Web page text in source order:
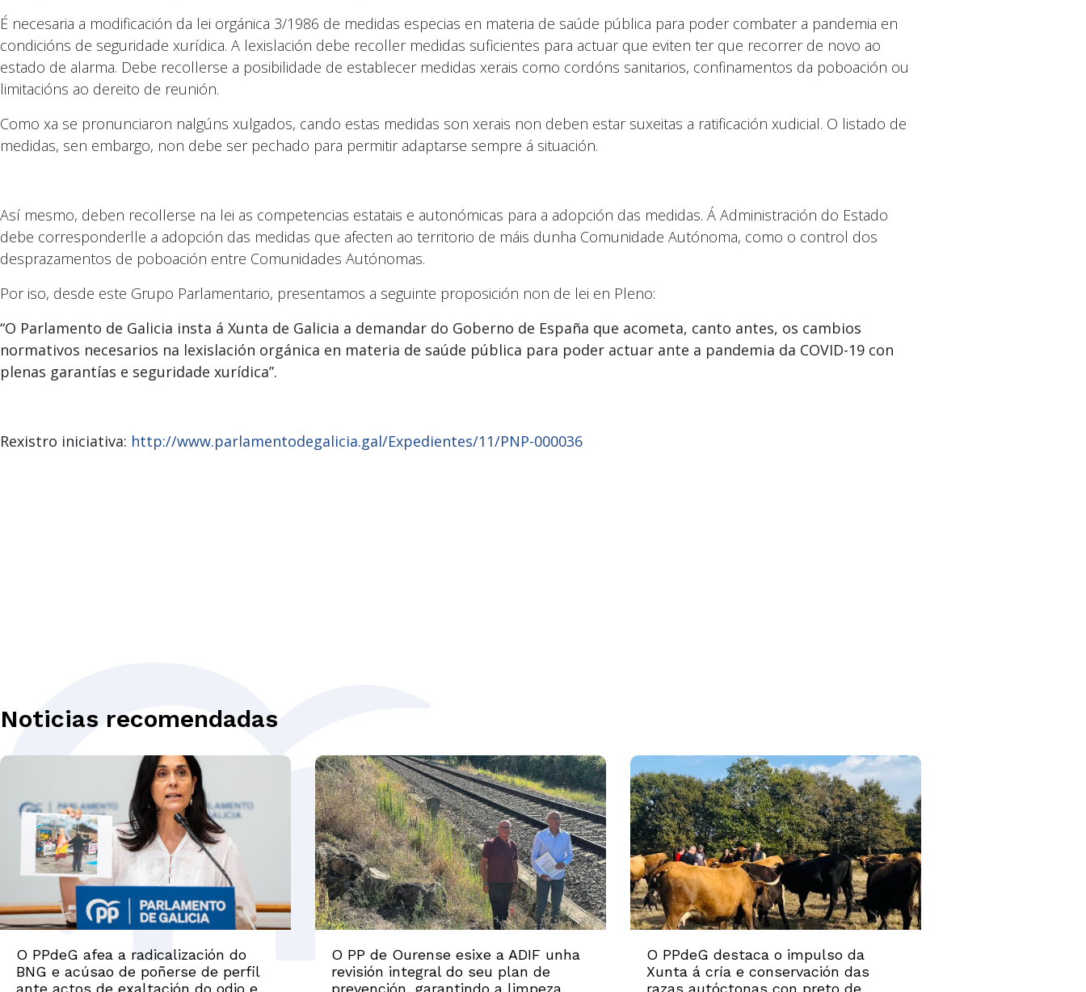
É necesaria a modificación da lei orgánica 3/1986 de medidas especias en materia de saúde pública para poder combater a pandemia en
condicións de seguridade xurídica. A lexislación debe recoller medidas suficientes para actuar que eviten ter que recorrer de novo ao
estado de alarma. Debe recollerse a posibilidade de establecer medidas xerais como cordóns sanitarios, confinamentos da poboación ou
limitacións ao dereito de reunión.
Como xa se pronunciaron nalgúns xulgados, cando estas medidas son xerais non deben estar suxeitas a ratificación xudicial. O listado de
medidas, sen embargo, non debe ser pechado para permitir adaptarse sempre á situación.
Así mesmo, deben recollerse na lei as competencias estatais e autonómicas para a adopción das medidas. Á Administración do Estado
debe corresponderlle a adopción das medidas que afecten ao territorio de máis dunha Comunidade Autónoma, como o control dos
desprazamentos de poboación entre Comunidades Autónomas.
Por iso, desde este Grupo Parlamentario, presentamos a seguinte proposición non de lei en Pleno:
“O Parlamento de Galicia insta á Xunta de Galicia a demandar do Goberno de España que acometa, canto antes, os cambios
normativos necesarios na lexislación orgánica en materia de saúde pública para poder actuar ante a pandemia da COVID-19 con
plenas garantías e seguridade xurídica”.
Rexistro iniciativa: http://www.parlamentodegalicia.gal/Expedientes/11/PNP-000036
Noticias recomendadas
O PPdeG afea a radicalización do
BNG e acúsao de poñerse de perfil
ante actos de exaltación do odio e
O PP de Ourense esixe a ADIF unha
revisión integral do seu plan de
prevención, garantindo a limpeza
O PPdeG destaca o impulso da
Xunta á cría e conservación das
razas autóctonas con preto de